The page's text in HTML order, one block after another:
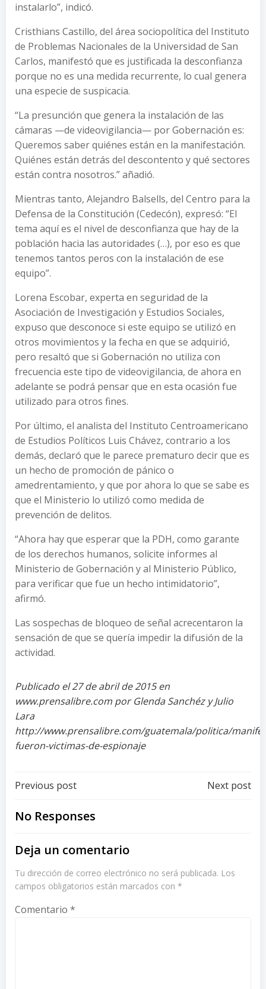
instalarlo”, indicó.
Cristhians Castillo, del área sociopolítica del Instituto
de Problemas Nacionales de la Universidad de San
Carlos, manifestó que es justificada la desconfianza
porque no es una medida recurrente, lo cual genera
una especie de suspicacia.
“La presunción que genera la instalación de las
cámaras —de videovigilancia— por Gobernación es:
Queremos saber quiénes están en la manifestación.
Quiénes están detrás del descontento y qué sectores
están contra nosotros.” añadió.
Mientras tanto, Alejandro Balsells, del Centro para la
Defensa de la Constitución (Cedecón), expresó: “El
tema aquí es el nivel de desconfianza que hay de la
población hacia las autoridades (…), por eso es que
tenemos tantos peros con la instalación de ese
equipo”.
Lorena Escobar, experta en seguridad de la
Asociación de Investigación y Estudios Sociales,
expuso que desconoce si este equipo se utilizó en
otros movimientos y la fecha en que se adquirió,
pero resaltó que si Gobernación no utiliza con
frecuencia este tipo de videovigilancia, de ahora en
adelante se podrá pensar que en esta ocasión fue
utilizado para otros fines.
Por último, el analista del Instituto Centroamericano
de Estudios Políticos Luis Chávez, contrario a los
demás, declaró que le parece prematuro decir que es
un hecho de promoción de pánico o
amedrentamiento, y que por ahora lo que se sabe es
que el Ministerio lo utilizó como medida de
prevención de delitos.
“Ahora hay que esperar que la PDH, como garante
de los derechos humanos, solicite informes al
Ministerio de Gobernación y al Ministerio Público,
para verificar que fue un hecho intimidatorio”,
afirmó.
Las sospechas de bloqueo de señal acrecentaron la
sensación de que se quería impedir la difusión de la
actividad.
Publicado el 27 de abril de 2015 en
www.prensalibre.com por Glenda Sanchéz y Julio
Lara
http://www.prensalibre.com/guatemala/politica/
fueron-victimas-de-espionaje
Post
navigation
Previous post Next post
No Responses
Deja un comentario
Tu dirección de correo electrónico no será publicada. Los
campos obligatorios están marcados con *
Comentario *